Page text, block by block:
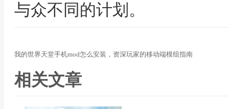
与众不同的计划。
我的世界天堂手机mod怎么安装，资深玩家的移动端模组指南
相关文章